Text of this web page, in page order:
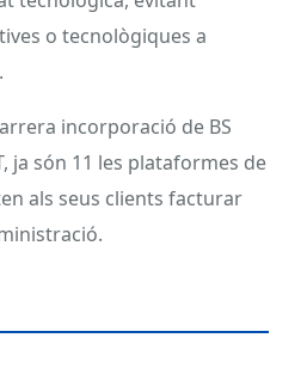
o tecnològiques a
incorporació de BS
ja són 11 les plataformes de
als seus clients facturar